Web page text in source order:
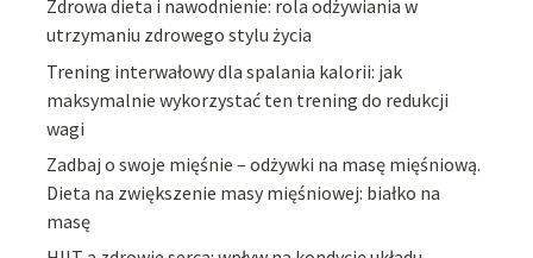
Zdrowa dieta i nawodnienie: rola odżywiania w
utrzymaniu zdrowego stylu życia
Trening interwałowy dla spalania kalorii: jak
maksymalnie wykorzystać ten trening do redukcji
wagi
Zadbaj o swoje mięśnie – odżywki na masę mięśniową.
Dieta na zwiększenie masy mięśniowej: białko na
masę